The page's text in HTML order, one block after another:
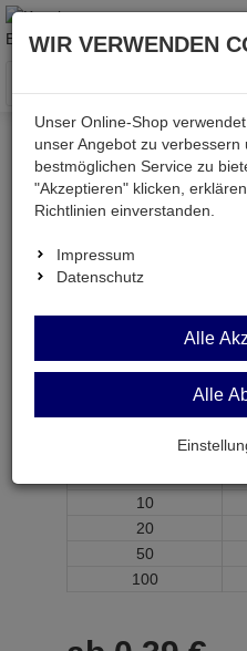
Menü
Weiter einkaufen Kessler
Kondensatoren
FKP1
FKP1 150P
Folienkondensator
ab Menge
10
20
50
100
WIR VERWENDEN
Unser Online-Shop
unser Angebot zu
bestmöglichen Service zu
"Akzeptieren" klicken,
Richtlinien einverstanden.
Impressum
Datenschutz
Alle
Alle